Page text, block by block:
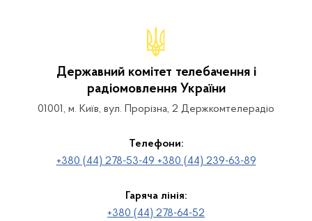
Державний комітет телебачення і
радіомовлення України
01001, м. Київ, вул. Прорізна, 2 Держкомтелерадіо
Телефони:
+380 (44) 278-53-49 +380 (44) 239-63-89
Гаряча лінія:
+380 (44) 278-64-52